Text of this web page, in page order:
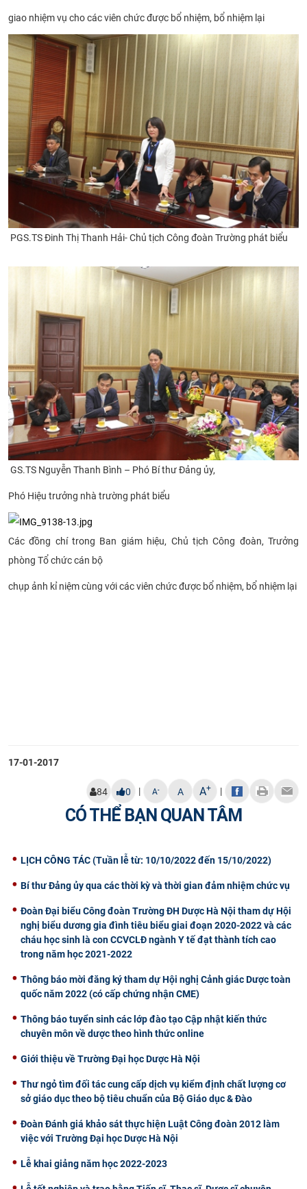
giao nhiệm vụ cho các viên chức được bổ nhiệm, bổ nhiệm lại
PGS.TS Đinh Thị Thanh Hải- Chủ tịch Công đoàn Trường phát biểu
GS.TS Nguyễn Thanh Bình – Phó Bí thư Đảng ủy,
Phó Hiệu trưởng nhà trường phát biểu
Các đồng chí trong Ban giám hiệu, Chủ tịch Công đoàn, Trưởng
phòng Tổ chức cán bộ
chụp ảnh kỉ niệmcùng với các viên chức được bổ nhiệm, bổ nhiệm lại
17-01-2017
84 0 | A- A A+ |
CÓ THỂ BẠN QUAN TÂM
LỊCH CÔNG TÁC (Tuần lễ từ: 10/10/2022 đến 15/10/2022)
Bí thư Đảng ủy qua các thời kỳ và thời gian đảm nhiệm chức vụ
Đoàn Đại biểu Công đoàn Trường ĐH Dược Hà Nội tham dự Hội
nghị biểu dương gia đình tiêu biểu giai đoạn 2020-2022 và các
cháu học sinh là con CCVCLĐ ngành Y tế đạt thành tích cao
trong năm học 2021-2022
Thông báo mời đăng ký tham dự Hội nghị Cảnh giác Dược toàn
quốc năm 2022 (có cấp chứng nhận CME)
Thông báo tuyển sinh các lớp đào tạo Cập nhật kiến thức
chuyên môn về dược theo hình thức online
Giới thiệu về Trường Đại học Dược Hà Nội
Thư ngỏ tìm đối tác cung cấp dịch vụ kiểm định chất lượng cơ
sở giáo dục theo bộ tiêu chuẩn của Bộ Giáo dục & Đào
Đoàn Đánh giá khảo sát thực hiện Luật Công đoàn 2012 làm
việc với Trường Đại học Dược Hà Nội
Lễ khai giảng năm học 2022-2023